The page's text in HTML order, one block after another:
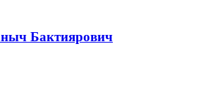
Бактиярович